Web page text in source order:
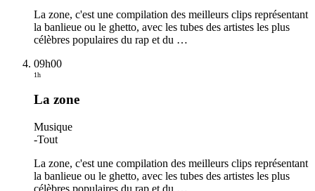
La zone, c'est une compilation des meilleurs clips représentant
la banlieue ou le ghetto, avec les tubes des artistes les plus
célèbres populaires du rap et du …
09h00
1h
La zone
Musique
-Tout
La zone, c'est une compilation des meilleurs clips représentant
la banlieue ou le ghetto, avec les tubes des artistes les plus
célèbres populaires du rap et du …